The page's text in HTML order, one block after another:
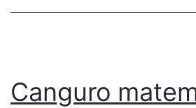
Canguro